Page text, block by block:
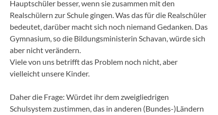
Hauptschüler besser, wenn sie zusammen mit den
Realschülern zur Schule gingen. Was das für die Realschüler
bedeutet, darüber macht sich noch niemand Gedanken. Das
Gymnasium, so die Bildungsministerin Schavan, würde sich
aber nicht verändern.
Viele von uns betrifft das Problem noch nicht, aber
vielleicht unsere Kinder.
Daher die Frage: Würdet ihr dem zweigliedrigen
Schulsystem zustimmen, das in anderen (Bundes-)Ländern